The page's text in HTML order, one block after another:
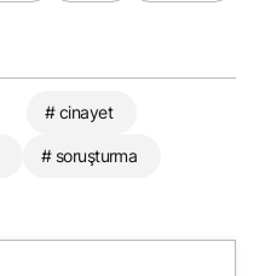
# cinayet
# soruşturma